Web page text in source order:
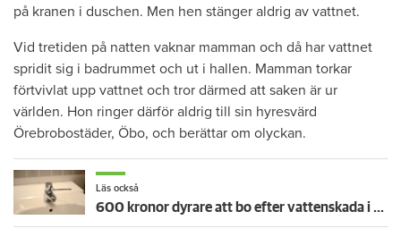
på kranen i duschen. Men hen stänger aldrig av vattnet.
Vid tretiden på natten vaknar mamman och då har vattnet
spridit sig i badrummet och ut i hallen. Mamman torkar
förtvivlat upp vattnet och tror därmed att saken är ur
världen. Hon ringer därför aldrig till sin hyresvärd
Örebrobostäder, Öbo, och berättar om olyckan.
Läs också
600 kronor dyrare att bo efter vattenskada i Varberg